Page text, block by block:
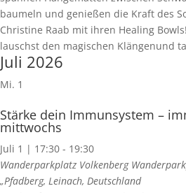
baumeln und genießen die Kraft des
Christine Raab mit ihren Healing
lauschst den magischen Klängenund
Juli 2026
Mi. 1
Stärke dein Immunsystem –
mittwochs
Juli 1 | 17:30 - 19:30
Wanderparkplatz Volkenberg
„Pfadberg, Leinach, Deutschland